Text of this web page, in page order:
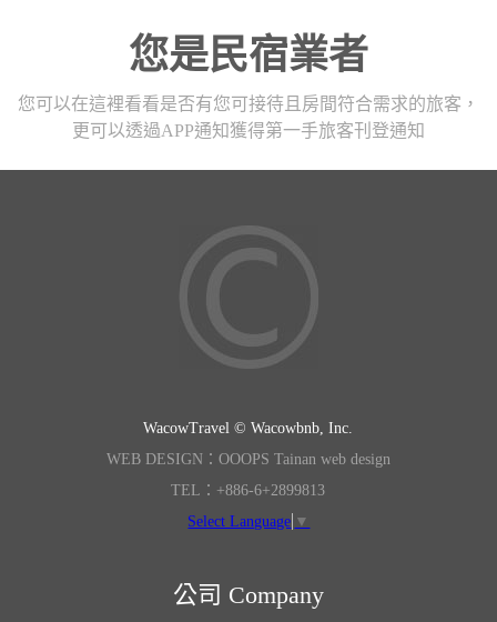
您是民宿業者
您可以在這裡看看是否有您可接待且房間符合需求的旅客，
更可以透過APP通知獲得第一手旅客刊登通知
WacowTravel © Wacowbnb, Inc.
WEB DESIGN：OOOPS Tainan web design
TEL：+886-6+2899813
Select Language ▼
公司 Company